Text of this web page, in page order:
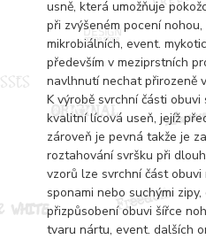
usně, která umožňuje
při zvýšeném pocení
mikrobiálních, event.
především v meziprstních
navlhnutí nechat přirozeně
K výrobě svrchní části
kvalitní lícová useň, jejíž
zároveň je pevná takže je
roztahování svršku při
vzorů lze svrchní část
sponami nebo suchými
přizpůsobení obuvi šířce
tvaru nártu, event. dalších